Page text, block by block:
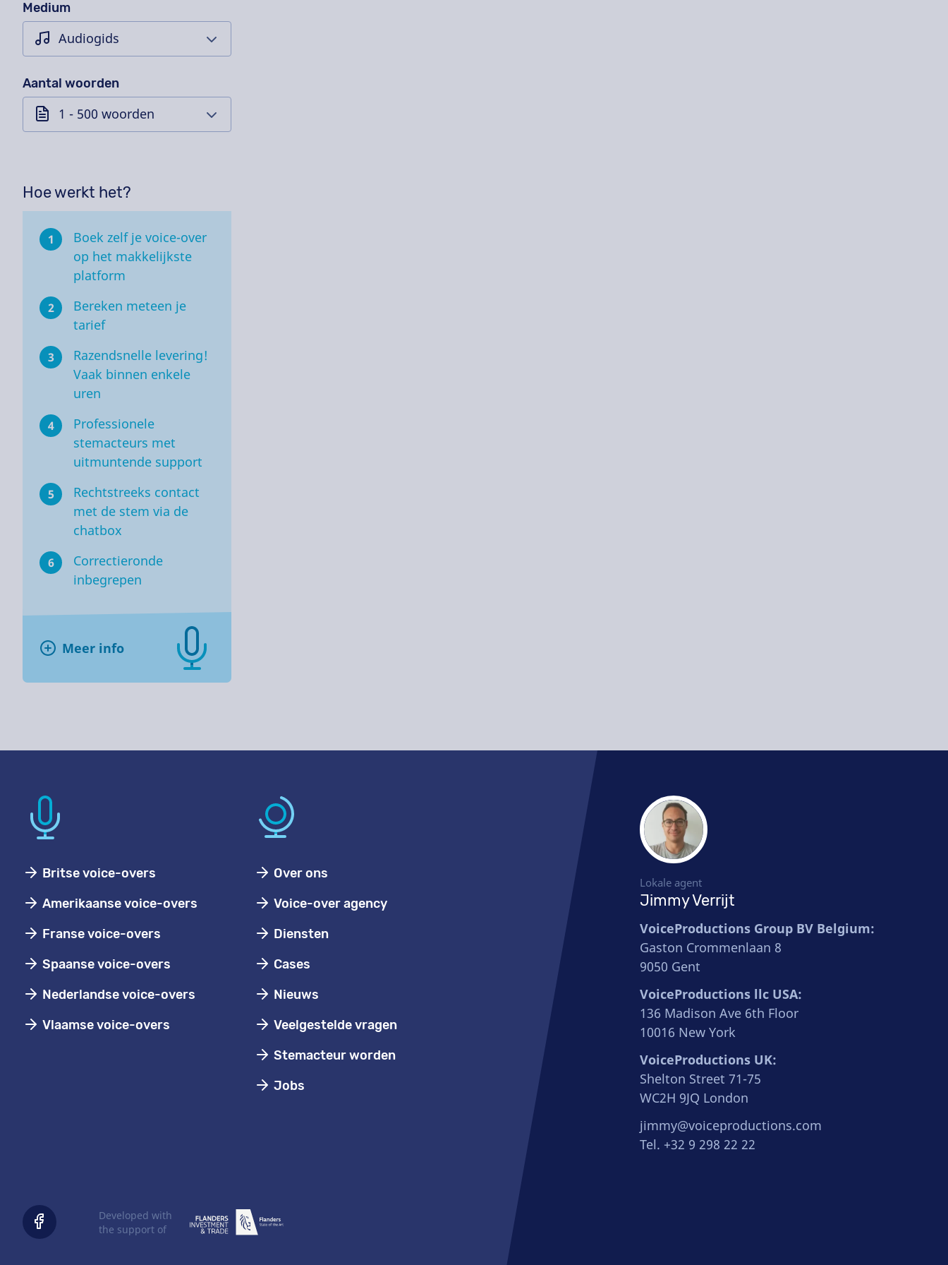
Medium
Aantal woorden
Hoe werkt het?
1
Boek zelf je voice-over
op het makkelijkste
platform
2
Bereken meteen je
tarief
3
Razendsnelle levering!
Vaak binnen enkele
uren
4
Professionele
stemacteurs met
uitmuntende support
5
Rechtstreeks contact
met de stem via de
chatbox
6
Correctieronde
inbegrepen
Meer info
Britse voice-overs
Amerikaanse voice-overs
Franse voice-overs
Spaanse voice-overs
Nederlandse voice-overs
Vlaamse voice-overs
Over ons
Voice-over agency
Diensten
Cases
Nieuws
Veelgestelde vragen
Stemacteur worden
Jobs
Lokale agent
Jimmy Verrijt
VoiceProductions Group BV Belgium:
Gaston Crommenlaan 8
9050 Gent
VoiceProductions llc USA:
136 Madison Ave 6th Floor
10016 New York
VoiceProductions UK:
Shelton Street 71-75
WC2H 9JQ London
jimmy@voiceproductions.com
Tel. +32 9 298 22 22
Developed with
the support of